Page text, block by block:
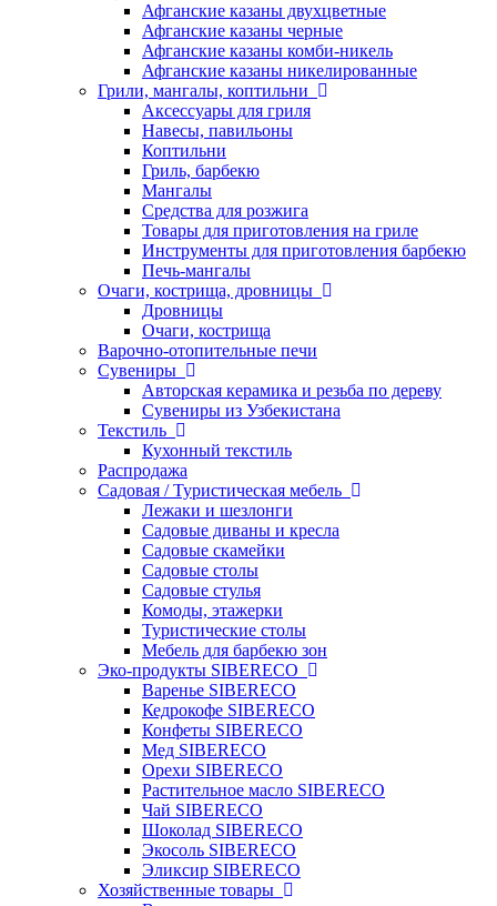
Афганские казаны двухцветные
Афганские казаны черные
Афганские казаны комби-никель
Афганские казаны никелированные
Грили, мангалы, коптильни
Аксессуары для гриля
Навесы, павильоны
Коптильни
Гриль, барбекю
Мангалы
Средства для розжига
Товары для приготовления на гриле
Инструменты для приготовления барбекю
Печь-мангалы
Очаги, кострища, дровницы
Дровницы
Очаги, кострища
Варочно-отопительные печи
Сувениры
Авторская керамика и резьба по дереву
Сувениры из Узбекистана
Текстиль
Кухонный текстиль
Распродажа
Садовая / Туристическая мебель
Лежаки и шезлонги
Садовые диваны и кресла
Садовые скамейки
Садовые столы
Садовые стулья
Комоды, этажерки
Туристические столы
Мебель для барбекю зон
Эко-продукты SIBERECO
Варенье SIBERECO
Кедрокофе SIBERECO
Конфеты SIBERECO
Мед SIBERECO
Орехи SIBERECO
Растительное масло SIBERECO
Чай SIBERECO
Шоколад SIBERECO
Экосоль SIBERECO
Эликсир SIBERECO
Хозяйственные товары